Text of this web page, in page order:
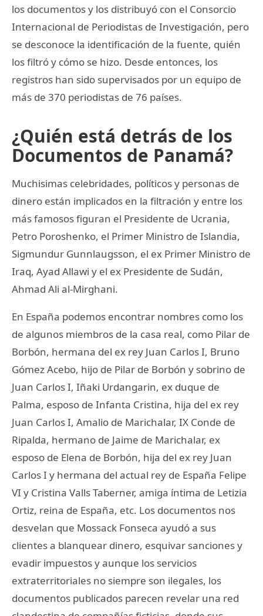
los documentos y los distribuyó con el Consorcio
Internacional de Periodistas de Investigación, pero
se desconoce la identificación de la fuente, quién
los filtró y cómo se hizo. Desde entonces, los
registros han sido supervisados por un equipo de
más de 370 periodistas de 76 países.
¿Quién está detrás de los
Documentos de Panamá?
Muchisimas celebridades, políticos y personas de
dinero están implicados en la filtración y entre los
más famosos figuran el Presidente de Ucrania,
Petro Poroshenko, el Primer Ministro de Islandia,
Sigmundur Gunnlaugsson, el ex Primer Ministro de
Iraq, Ayad Allawi y el ex Presidente de Sudán,
Ahmad Ali al-Mirghani.
En España podemos encontrar nombres como los
de algunos miembros de la casa real, como Pilar de
Borbón, hermana del ex rey Juan Carlos I, Bruno
Gómez Acebo, hijo de Pilar de Borbón y sobrino de
Juan Carlos I, Iñaki Urdangarin, ex duque de
Palma, esposo de Infanta Cristina, hija del ex rey
Juan Carlos I, Amalio de Marichalar, IX Conde de
Ripalda, hermano de Jaime de Marichalar, ex
esposo de Elena de Borbón, hija del ex rey Juan
Carlos I y hermana del actual rey de España Felipe
VI y Cristina Valls Taberner, amiga íntima de Letizia
Ortiz, reina de España, etc. Los documentos nos
desvelan que Mossack Fonseca ayudó a sus
clientes a blanquear dinero, esquivar sanciones y
evadir impuestos y aunque los servicios
extraterritoriales no siempre son ilegales, los
documentos publicados parecen revelar una red